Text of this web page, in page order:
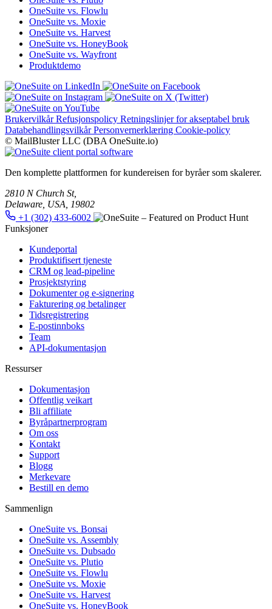
OneSuite vs. Flowlu
OneSuite vs. Moxie
OneSuite vs. Harvest
OneSuite vs. HoneyBook
OneSuite vs. Wayfront
Produktdemo
BrukervilkårRefusjonspolicy Retningslinjer for akseptabel bruk
DatabehandlingsvilkårPersonvernerklæring Cookie-policy
© MailBluster LLC (DBA OneSuite.io)
Den komplette plattformen for kundereisen for byråer som skalerer.
2810 N Church St,
Delaware, USA, 19802
+1 (302) 433-6002
Funksjoner
Kundeportal
Produktifisert tjeneste
CRM og lead-pipeline
Prosjektstyring
Dokumenter og e-signering
Fakturering og betalinger
Tidsregistrering
E-postinnboks
Team
API-dokumentasjon
Ressurser
Dokumentasjon
Offentlig veikart
Bli affiliate
Byråpartnerprogram
Om oss
Kontakt
Support
Blogg
Merkevare
Bestill en demo
Sammenlign
OneSuite vs. Bonsai
OneSuite vs. Assembly
OneSuite vs. Dubsado
OneSuite vs. Plutio
OneSuite vs. Flowlu
OneSuite vs. Moxie
OneSuite vs. Harvest
OneSuite vs. HoneyBook